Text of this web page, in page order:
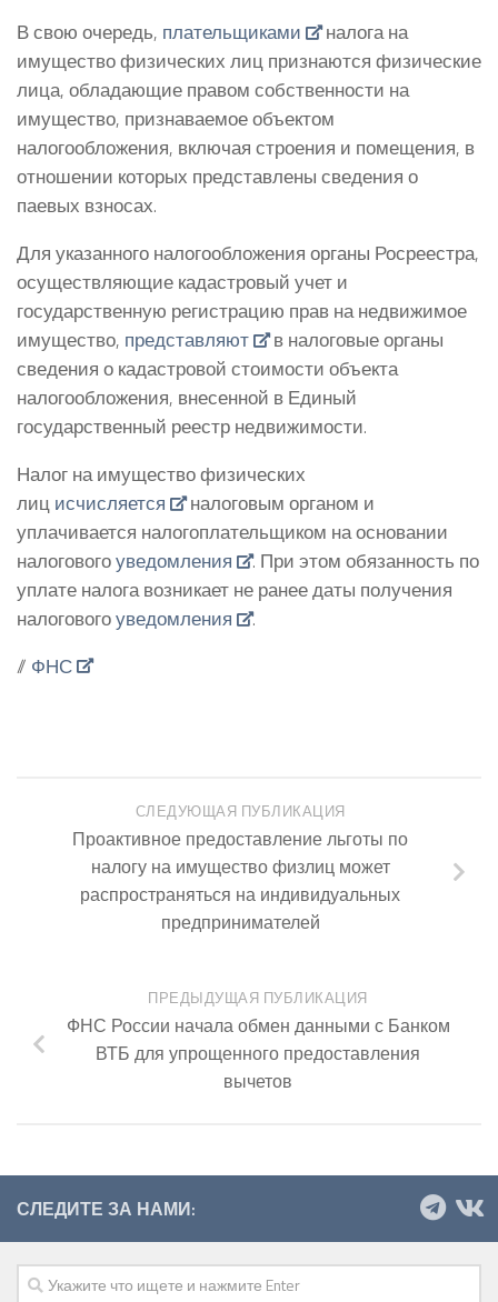
В свою очередь, плательщиками
налога на
имущество физических лиц признаются физические
лица, обладающие правом собственности на
имущество, признаваемое объектом
налогообложения, включая строения и помещения, в
отношении которых представлены сведения о
паевых взносах.
Для указанного налогообложения органы Росреестра,
осуществляющие кадастровый учет и
государственную регистрацию прав на недвижимое
имущество, представляют
в налоговые органы
сведения о кадастровой стоимости объекта
налогообложения, внесенной в Единый
государственный реестр недвижимости.
Налог на имущество физических
лиц исчисляется
налоговым органом и
уплачивается налогоплательщиком на основании
налоговогоуведомления
. При этом обязанность по
уплате налога возникает не ранее даты получения
налоговогоуведомления
.
// ФНС
СЛЕДУЮЩАЯ ПУБЛИКАЦИЯ
Проактивное предоставление льготы по
налогу на имущество физлиц может
распространяться на индивидуальных
предпринимателей
ПРЕДЫДУЩАЯ ПУБЛИКАЦИЯ
ФНС России начала обмен данными с Банком
ВТБ для упрощенного предоставления
вычетов
СЛЕДИТЕ ЗА НАМИ: